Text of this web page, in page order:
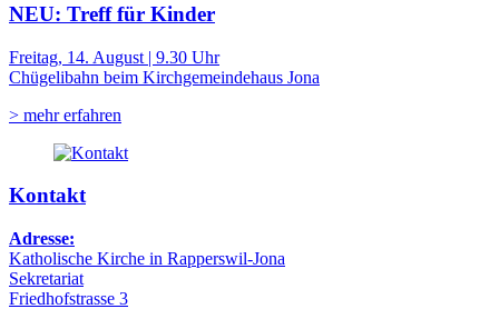
NEU: Treff für Kinder
Freitag, 14. August | 9.30 Uhr
Chügelibahn beim Kirchgemeindehaus Jona
> mehr erfahren
Kontakt
Adresse:
Katholische Kirche in Rapperswil-Jona
Sekretariat
Friedhofstrasse 3